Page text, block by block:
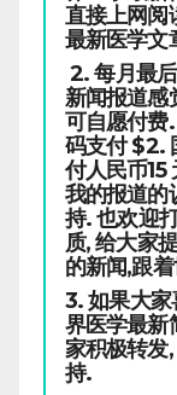
直接上网阅
最新医学文
2. 每月最
新闻报道感
可自愿付费
码支付 $2.
付人民币15
我的报道的
持. 也欢迎
质, 给大家
的新闻,跟
3. 如果大
界医学最新
家积极转发
持.